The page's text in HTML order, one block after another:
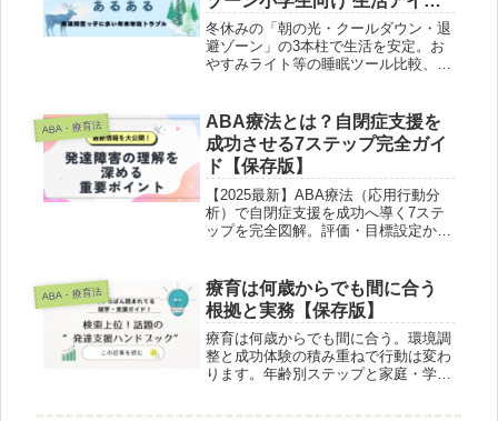
クになる！発達障害・グレー
ゾーン小学生向け 生活アイテ
ム＆運用術
冬休みの「朝の光・クールダウン・退
避ゾーン」の3本柱で生活を安定。お
出先の退避設計、年末イベント48h準
備、食事と感覚過敏対策、声かけテン
プレ、チェックリスト、強め外部リン
ク付き。
ABA・療育法
ABA療法とは？自閉症支援を
成功させる7ステップ完全ガイ
ド【保存版】
【2025最新】ABA療法（応用行動分
析）で自閉症支援を成功へ導く7ステ
介入まで、家庭・学校・療育施設で今
すぐ使えるチェックリスト付き。
ABA・療育法
療育は何歳からでも間に合う
根拠と実務【保存版】
療育は何歳からでも間に合う。環境調
整と成功体験の積み重ねで行動は変わ